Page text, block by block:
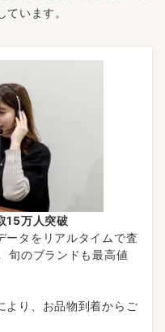
います。
15万人突破
ータをリアルタイムで査
旬のブランドも最高値
より、お品物到着からご